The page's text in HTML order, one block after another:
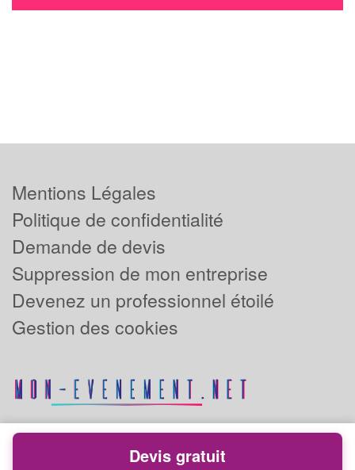
Mentions Légales
Politique de confidentialité
Demande de devis
Suppression de mon entreprise
Devenez un professionnel étoilé
Gestion des cookies
Powered byPlus que pro
Devis gratuit